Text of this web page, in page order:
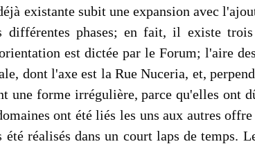
existante subit une expansion avec
phases; en fait, il existe
est dictée par le Forum; l'aire
dont l'axe est la Rue Nuceria, et,
forme irrégulière, parce qu'elles ont
ont été liés les uns aux autres
réalisés dans un court laps de temps.